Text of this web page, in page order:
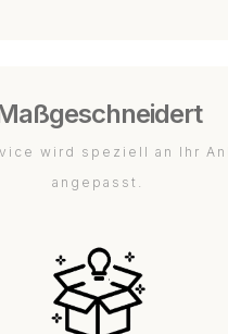
wird speziell an Ihr
angepasst.